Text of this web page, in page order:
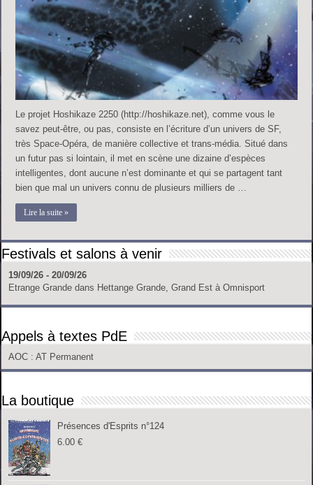
Le projet Hoshikaze 2250 (http://hoshikaze.net), comme vous le
savez peut-être, ou pas, consiste en l’écriture d’un univers de SF,
très Space-Opéra, de manière collective et trans-média. Situé dans
un futur pas si lointain, il met en scène une dizaine d’espèces
intelligentes, dont aucune n’est dominante et qui se partagent tant
bien que mal un univers connu de plusieurs milliers de …
Lire la suite »
Festivals et salons à venir
19/09/26 - 20/09/26
Etrange Grande dans Hettange Grande, Grand Est à Omnisport
Appels à textes PdE
AOC : AT Permanent
La boutique
Présences d'Esprits n°124
6.00€